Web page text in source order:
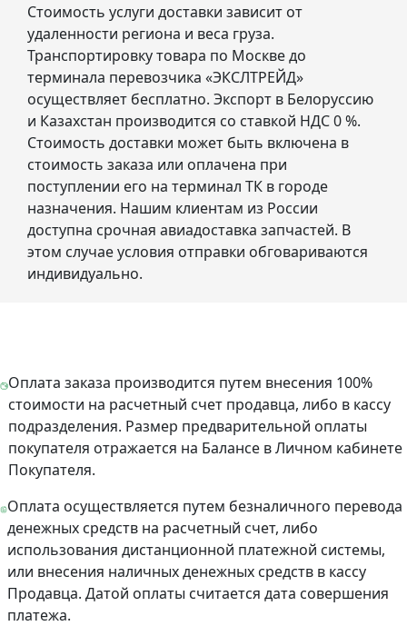
Стоимость услуги доставки зависит от
удаленности региона и веса груза.
Транспортировку товара по Москве до
терминала перевозчика «ЭКСЛТРЕЙД»
осуществляет бесплатно. Экспорт в Белоруссию
и Казахстан производится со ставкой НДС 0 %.
Стоимость доставки может быть включена в
стоимость заказа или оплачена при
поступлении его на терминал ТК в городе
назначения. Нашим клиентам из России
доступна срочная авиадоставка запчастей. В
этом случае условия отправки обговариваются
индивидуально.
Оплата заказа производится путем внесения 100%
стоимости на расчетный счет продавца, либо в кассу
подразделения. Размер предварительной оплаты
покупателя отражается на Балансе в Личном кабинете
Покупателя.
Оплата осуществляется путем безналичного перевода
денежных средств на расчетный счет, либо
использования дистанционной платежной системы,
или внесения наличных денежных средств в кассу
Продавца. Датой оплаты считается дата совершения
платежа.